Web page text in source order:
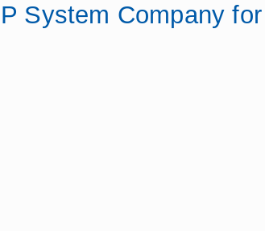
System Company